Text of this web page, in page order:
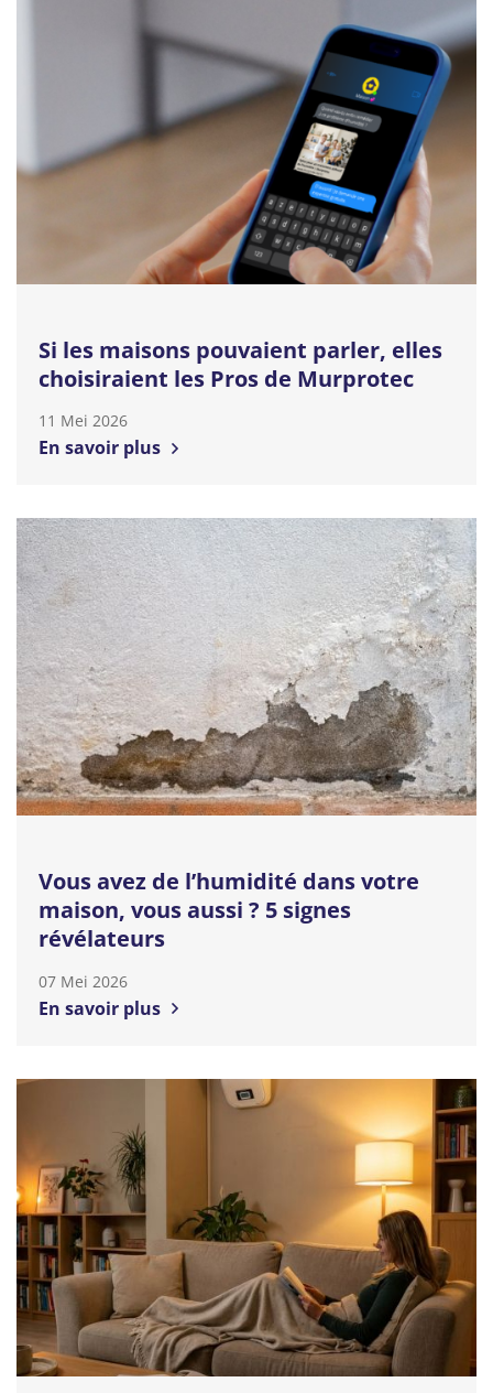
Si les maisons pouvaient parler, elles
choisiraient les Pros de Murprotec
11 Mei 2026
En savoir plus
Vous avez de l’humidité dans votre
maison, vous aussi ? 5 signes
révélateurs
07 Mei 2026
En savoir plus